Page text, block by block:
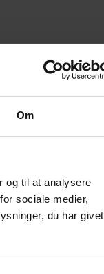
Om
og til at analysere
sociale medier,
du har givet